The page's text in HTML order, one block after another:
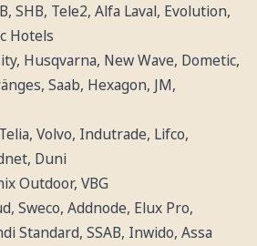
SHB, Tele2, Alfa Laval, Evolution,
Hotels
Husqvarna, New Wave, Dometic,
Saab, Hexagon, JM,
Volvo, Indutrade, Lifco,
Duni
Outdoor, VBG
Sweco, Addnode, Elux Pro,
Standard, SSAB, Inwido, Assa